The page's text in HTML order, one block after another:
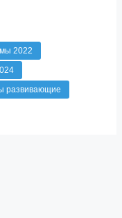
2022
развивающие